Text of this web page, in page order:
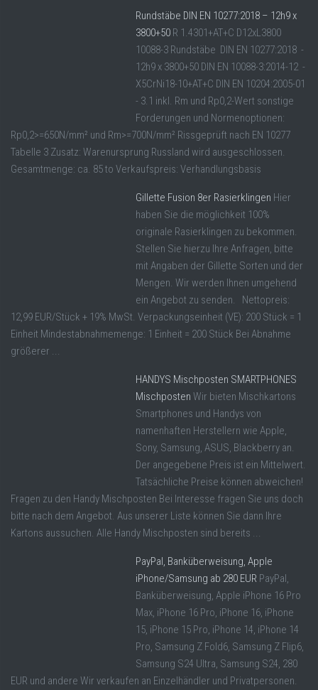
Rundstäbe DIN EN 10277:2018 – 12h9 x
3800+50 R 1.4301+AT+C D12xL3800
10088-3 Rundstäbe DIN EN 10277:2018 -
12h9 x 3800+50 DIN EN 10088-3:2014-12 -
X5CrNi18-10+AT+C DIN EN 10204:2005-01
- 3.1 inkl. Rm und Rp0,2-Wert sonstige
Forderungen und Normenoptionen:
Rp0,2>=650N/mm² und Rm>=700N/mm² Rissgeprüft nach EN 10277
Tabelle 3 Zusatz: Warenursprung Russland wird ausgeschlossen.
Gesamtmenge: ca. 85 to Verkaufspreis: Verhandlungsbasis
Gillette Fusion 8er Rasierklingen Hier
haben Sie die möglichkeit 100%
originale Rasierklingen zu bekommen.
Stellen Sie hierzu Ihre Anfragen, bitte
mit Angaben der Gillette Sorten und der
Mengen. Wir werden Ihnen umgehend
ein Angebot zu senden. Nettopreis:
12,99 EUR/Stück + 19% MwSt. Verpackungseinheit (VE): 200 Stück = 1
Einheit Mindestabnahmemenge: 1 Einheit = 200 Stück Bei Abnahme
größerer ...
HANDYS Mischposten SMARTPHONES
Mischposten Wir bieten Mischkartons
Smartphones und Handys von
namenhaften Herstellern wie Apple,
Sony, Samsung, ASUS, Blackberry an.
Der angegebene Preis ist ein Mittelwert.
Tatsächliche Preise können abweichen!
Fragen zu den Handy Mischposten Bei Interesse fragen Sie uns doch
bitte nach dem Angebot. Aus unserer Liste können Sie dann Ihre
Kartons aussuchen. Alle Handy Mischposten sind bereits ...
PayPal, Banküberweisung, Apple
iPhone/Samsung ab 280 EUR PayPal,
Banküberweisung, Apple iPhone 16 Pro
Max, iPhone 16 Pro, iPhone 16, iPhone
15, iPhone 15 Pro, iPhone 14, iPhone 14
Pro, Samsung Z Fold6, Samsung Z Flip6,
Samsung S24 Ultra, Samsung S24, 280
EUR und andere Wir verkaufen an Einzelhändler und Privatpersonen.